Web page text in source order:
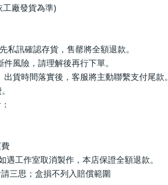
廠發貨為準)
訊確認存貨，售罄將全額退款。
風險，請理解後再行下單。
貨時間落實後，客服將主動聯繫支付尾款。
工作室取消製作，本店保證全額退款。
三思；盒損不列入賠償範圍